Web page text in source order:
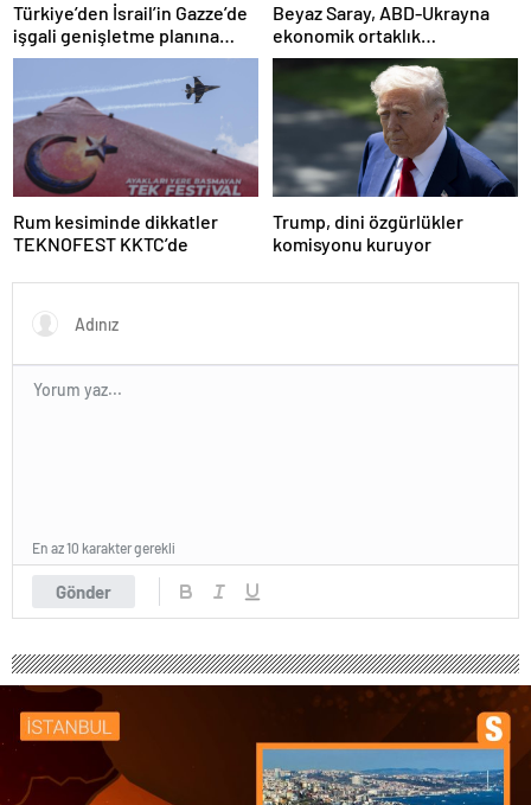
Türkiye’den İsrail’in Gazze’de
işgali genişletme planına
tepki
Beyaz Saray, ABD-Ukrayna
ekonomik ortaklık
anlaşmasının detaylarını
Rum kesiminde dikkatler
TEKNOFEST KKTC’de
Trump, dini özgürlükler
komisyonu kuruyor
Gönder
En az 10 karakter gerekli